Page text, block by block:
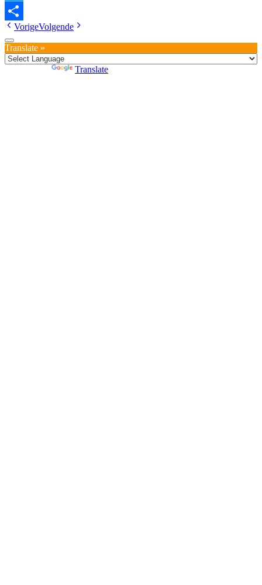
Telegram
Delen
VorigeVolgende
Translate »
Translate